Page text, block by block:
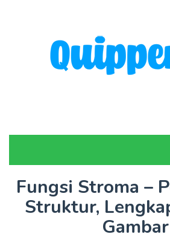
Fungsi Stroma –
Struktur,
Gambar